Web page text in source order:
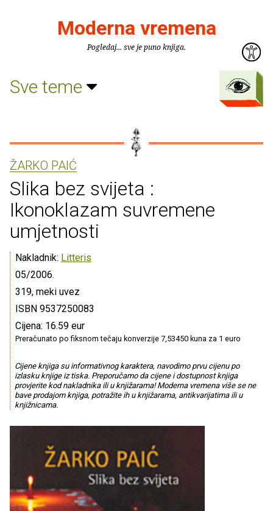
Moderna vremena
Pogledaj... sve je puno knjiga.
Sve teme
ŽARKO PAIĆ
Slika bez svijeta :
Ikonoklazam suvremene
umjetnosti
Nakladnik: Litteris
05/2006.
319, meki uvez
ISBN 9537250083
Cijena: 16.59 eur
Preračunato po fiksnom tečaju konverzije 7,53450 kuna za 1 euro
Cijene knjiga su informativnog karaktera, navodimo prvu cijenu po
izlasku knjige iz tiska. Preporučamo da cijene i dostupnost knjiga
provjerite kod nakladnika ili u knjižarama! Moderna vremena više se ne
bave prodajom knjiga, potražite ih u knjižarama, antikvarijatima ili u
knjižnicama.